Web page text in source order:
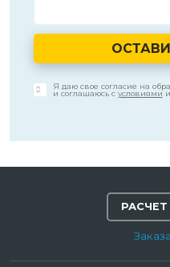
Я даю свое согласие на
и соглашаюсь с условиямии
РАСЧЕТ